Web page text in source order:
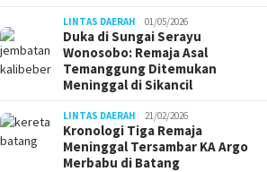
LINTAS DAERAH 01/05/2026
Duka di Sungai Serayu
Wonosobo: Remaja Asal
Temanggung Ditemukan
Meninggal di Sikancil
LINTAS DAERAH 21/02/2026
Kronologi Tiga Remaja
Meninggal Tersambar KA Argo
Merbabu di Batang